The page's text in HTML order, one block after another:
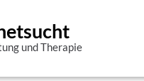
und Therapie